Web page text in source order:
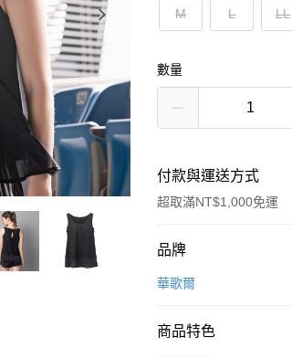
M L LL
數量
付款與運送方式
超取滿NT$1,000免運
付款方式
信用卡一次付款
品牌
華歌爾
商品特色